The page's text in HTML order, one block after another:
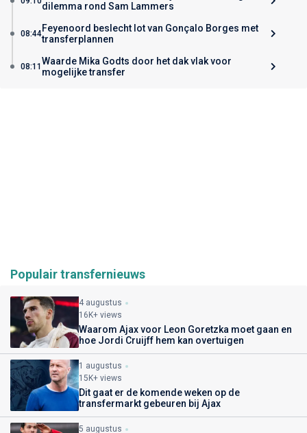
dilemma rond Sam Lammers
08:44Feyenoord beslecht lot van Gonçalo Borges met
transferplannen
08:11Waarde Mika Godts door het dak vlak voor
mogelijke transfer
Populair transfernieuws
4 augustus
16K+ views
Waarom Ajax voor Leon Goretzka moet gaan en
hoe Jordi Cruijff hem kan overtuigen
1 augustus
15K+ views
Dit gaat er de komende weken op de
transfermarkt gebeuren bij Ajax
5 augustus